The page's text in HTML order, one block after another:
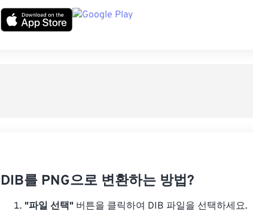
DIB를 PNG으로 변환하는 방법?
"파일 선택" 버튼을 클릭하여 DIB 파일을 선택하세요.